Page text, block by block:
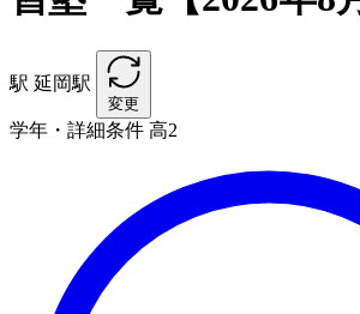
駅 延岡駅
変更
学年・詳細条件 高2